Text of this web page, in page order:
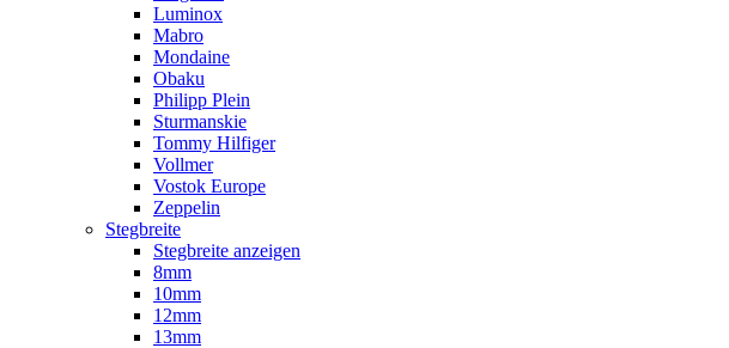
Luminox
Mabro
Mondaine
Obaku
Philipp Plein
Sturmanskie
Tommy Hilfiger
Vollmer
Vostok Europe
Zeppelin
Stegbreite
Stegbreite anzeigen
8mm
10mm
12mm
13mm